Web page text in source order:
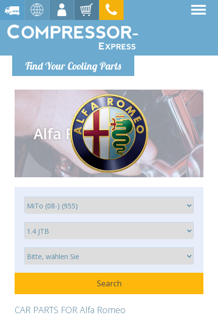
Find Your Cooling Parts
Alfa Romeo
CAR PARTS FOR Alfa Romeo